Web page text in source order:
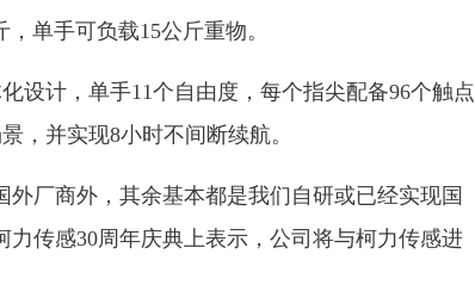
单手可负载15公斤重物。
计，单手11个自由度，每个指尖配备96个触点
，并实现8小时不间断续航。
厂商外，其余基本都是我们自研或已经实现国
力传感30周年庆典上表示，公司将与柯力传感进